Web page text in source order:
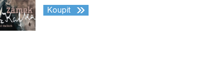
Koupit